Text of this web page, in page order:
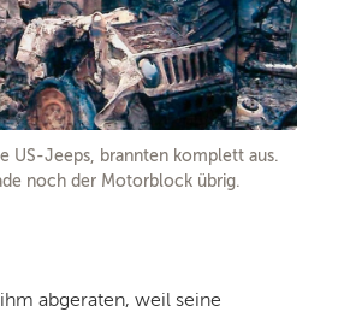
US-Jeeps, brannten komplett aus.
noch der Motorblock übrig.
abgeraten, weil seine